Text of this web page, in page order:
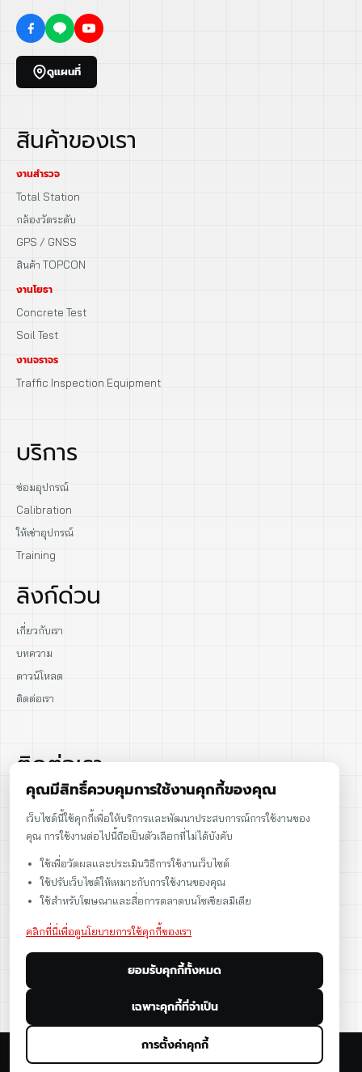
ดูแผนที่
สินค้าของเรา
งานสำรวจ
Total Station
กล้องวัดระดับ
GPS / GNSS
สินค้า TOPCON
งานโยธา
Concrete Test
Soil Test
งานจราจร
Traffic Inspection Equipment
บริการ
ซ่อมอุปกรณ์
Calibration
ให้เช่าอุปกรณ์
Training
ลิงก์ด่วน
เกี่ยวกับเรา
บทความ
ดาวน์โหลด
ติดต่อเรา
ติดต่อเรา
086-086-2000
sales@cst.co.th
© 2026 CST Instruments (Thailand) Co., Ltd. All rights reserved.
คุณมีสิทธิ์ควบคุมการใช้งานคุกกี้ของคุณ
เว็บไซต์นี้ใช้คุกกี้เพื่อให้บริการและพัฒนาประสบการณ์การใช้งานของ
คุณ การใช้งานต่อไปนี้ถือเป็นตัวเลือกที่ไม่ได้บังคับ
ใช้เพื่อวัดผลและประเมินวิธีการใช้งานเว็บไซต์
ใช้ปรับเว็บไซต์ให้เหมาะกับการใช้งานของคุณ
ใช้สำหรับโฆษณาและสื่อการตลาดบนโซเชียลมีเดีย
คลิกที่นี่เพื่อดูนโยบายการใช้คุกกี้ของเรา
ยอมรับคุกกี้ทั้งหมด
เฉพาะคุกกี้ที่จำเป็น
การตั้งค่าคุกกี้